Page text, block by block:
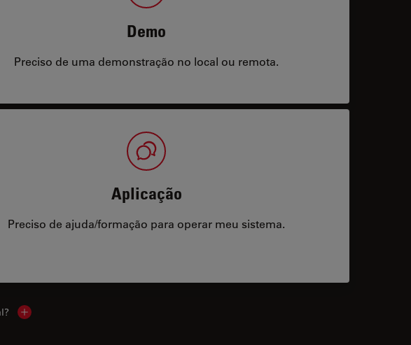
Demo
Preciso de uma demonstração no local ou remota.
Aplicação
Preciso de ajuda/formação para operar meu sistema.
Show local contacts